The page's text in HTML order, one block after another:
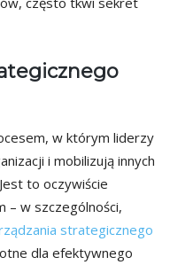
w którym liderzy
i mobilizują innych
to oczywiście
– w szczególności,
strategicznego
dla efektywnego